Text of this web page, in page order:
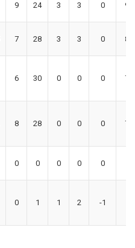
9 24 3 3 0 90
7 28 3 3 0 82
6 30 0 0 0 78
8 28 0 0 0 72
0 0 0 0 0
0 1 1 2 -1